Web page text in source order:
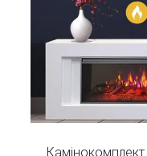
Камінокомплект